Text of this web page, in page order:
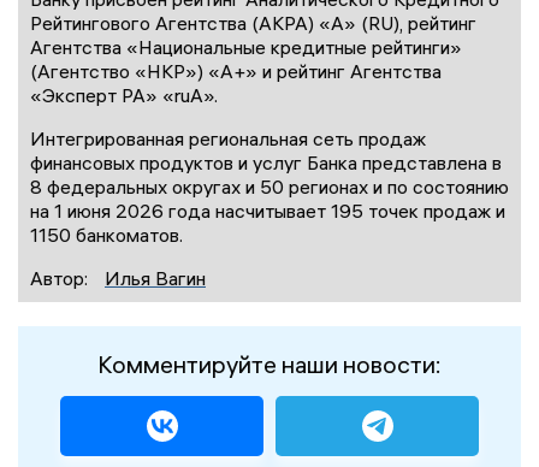
Рейтингового Агентства (АКРА) «А» (RU), рейтинг
Агентства «Национальные кредитные рейтинги»
(Агентство «НКР») «А+» и рейтинг Агентства
«Эксперт РА» «ruА».
Интегрированная региональная сеть продаж
финансовых продуктов и услуг Банка представлена в
8 федеральных округах и 50 регионах и по состоянию
на 1 июня 2026 года насчитывает 195 точек продаж и
1150 банкоматов.
Автор:
Илья Вагин
Комментируйте наши новости: